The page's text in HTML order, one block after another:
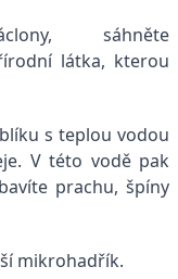
sáhněte
látka, kterou
s teplou vodou
V této vodě pak
prachu, špíny
mikrohadřík.